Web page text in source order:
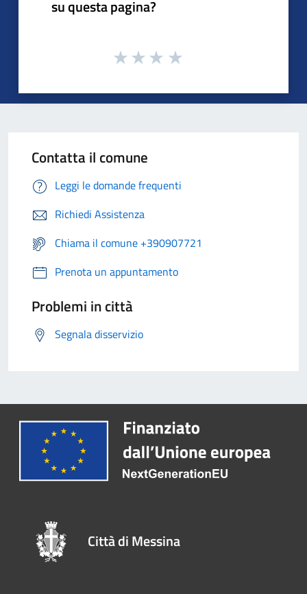
su questa pagina?
Contatta il comune
Leggi le domande frequenti
Richiedi Assistenza
Chiama il comune +390907721
Prenota un appuntamento
Problemi in città
Segnala disservizio
Città di Messina